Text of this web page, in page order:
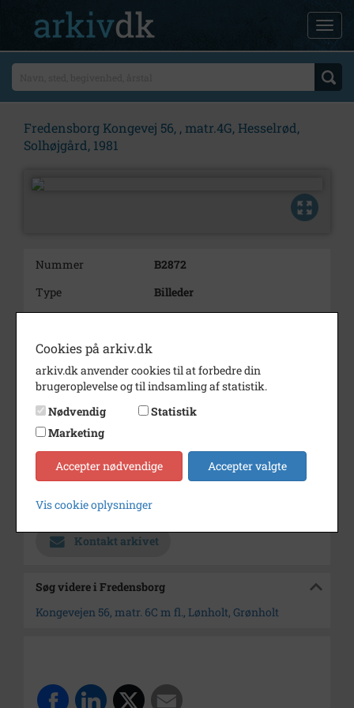
Fredensborg Kongevej 56, , matr.4G, Hesselrød,
Solhøjgård, 1981
Nummer
B2872
Type
Billeder
Trancendental Meditation.
Årstal
1981
Dateringsnote
Fotograf
Jens Thøger Christensen
Størrelse
8 x 12
Arkiv
Kontakt arkivet
Søg videre i Fredensborg
Kongevejen 56, matr. 6C m fl., Lønholt, Grønholt
Cookies på arkiv.dk
arkiv.dk anvender cookies til at forbedre din
brugeroplevelse og til indsamling af statistik.
Nødvendig
Statistik
Marketing
Accepter nødvendige Accepter valgte
Vis cookie oplysninger